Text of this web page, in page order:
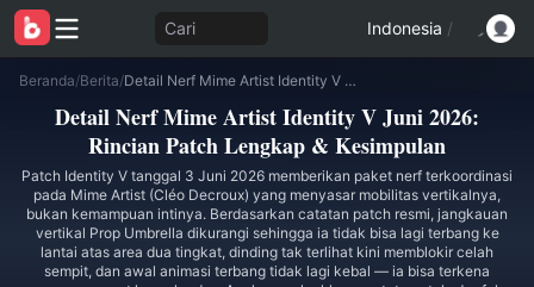
Cari Indonesia /
Beranda/Berita/ Detail Nerf Mime Artist Identity V Juni 2026: Rincian Patch Lengkap & Kesimpulan
Detail Nerf Mime Artist Identity V Juni 2026:
Rincian Patch Lengkap & Kesimpulan
Patch Identity V tanggal 3 Juni 2026 memberikan paket nerf terkoordinasi
pada Mime Artist (Cléo Decroux) yang menyasar mobilitas vertikalnya,
bukan kemampuan intinya. Berdasarkan catatan patch resmi, jangkauan
vertikal Prop Umbrella dikurangi sehingga ia tidak bisa lagi terbang ke
lantai atas area dua tingkat, dinding tak terlihat kini memblokir celah
sempit, dan awal animasi terbang tidak lagi kebal — ia bisa terkena